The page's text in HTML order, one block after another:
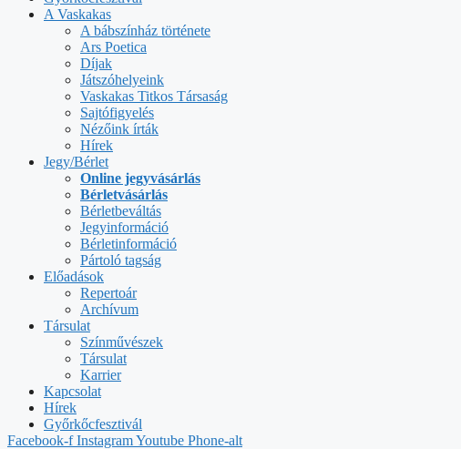
A Vaskakas
A bábszínház története
Ars Poetica
Díjak
Játszóhelyeink
Vaskakas Titkos Társaság
Sajtófigyelés
Nézőink írták
Hírek
Jegy/Bérlet
Online jegyvásárlás
Bérletvásárlás
Bérletbeváltás
Jegyinformáció
Bérletinformáció
Pártoló tagság
Előadások
Repertoár
Archívum
Társulat
Színművészek
Társulat
Karrier
Kapcsolat
Hírek
Győrkőcfesztivál
Facebook-f InstagramYoutube Phone-alt